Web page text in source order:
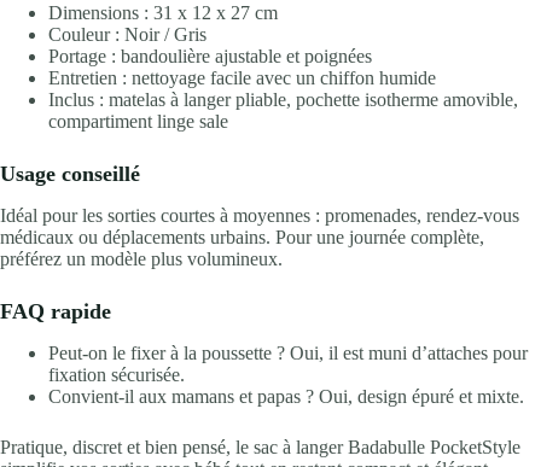
Dimensions : 31 x 12 x 27 cm
Couleur : Noir / Gris
Portage : bandoulière ajustable et poignées
Entretien : nettoyage facile avec un chiffon humide
Inclus : matelas à langer pliable, pochette isotherme amovible,
compartiment linge sale
Usage conseillé
Idéal pour les sorties courtes à moyennes : promenades, rendez-vous
médicaux ou déplacements urbains. Pour une journée complète,
préférez un modèle plus volumineux.
FAQ rapide
Peut-on le fixer à la poussette ? Oui, il est muni d’attaches pour
fixation sécurisée.
Convient-il aux mamans et papas ? Oui, design épuré et mixte.
Pratique, discret et bien pensé, le sac à langer Badabulle PocketStyle